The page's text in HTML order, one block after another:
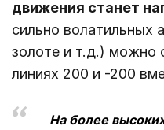
движения станет
сильно волатильных
золоте и т.д.) можно
линиях 200 и -200
На более